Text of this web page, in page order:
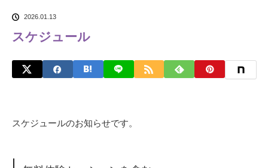
2026.01.13
スケジュール
スケジュールのお知らせです。